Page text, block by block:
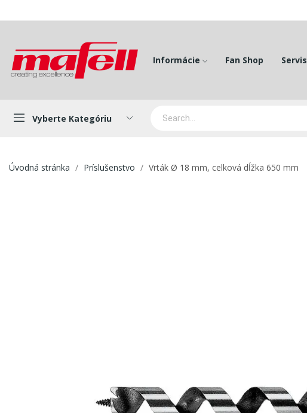
Informácie Fan Shop Servis
Vyberte Kategóriu
Úvodná stránka Príslušenstvo Vrták Ø 18 mm, celková dĺžka 650 mm